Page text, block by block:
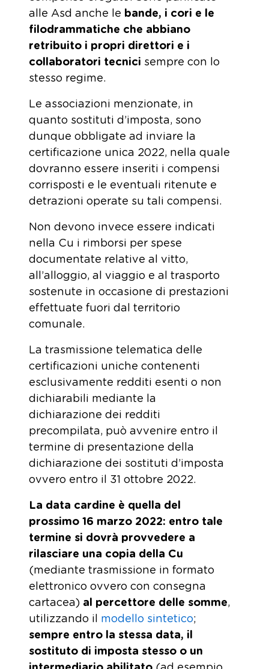
alle Asd anche le bande, i cori e le
filodrammatiche che abbiano
retribuito i propri direttori e i
collaboratori tecnici sempre con lo
stesso regime.
Le associazioni menzionate, in
quanto sostituti d’imposta, sono
dunque obbligate ad inviare la
certificazione unica 2022, nella quale
dovranno essere inseriti i compensi
corrisposti e le eventuali ritenute e
detrazioni operate su tali compensi.
Non devono invece essere indicati
nella Cu i rimborsi per spese
documentate relative al vitto,
all’alloggio, al viaggio e al trasporto
sostenute in occasione di prestazioni
effettuate fuori dal territorio
comunale.
La trasmissione telematica delle
certificazioni uniche contenenti
esclusivamente redditi esenti o non
dichiarabili mediante la
dichiarazione dei redditi
precompilata, può avvenire entro il
termine di presentazione della
dichiarazione dei sostituti d’imposta
ovvero entro il 31 ottobre 2022.
La data cardine è quella del
prossimo 16 marzo 2022: entro tale
termine si dovrà provvedere a
rilasciare una copia della Cu
(mediante trasmissione in formato
elettronico ovvero con consegna
cartacea) al percettore delle somme,
utilizzando il modello sintetico;
sempre entro la stessa data, il
sostituto di imposta stesso o un